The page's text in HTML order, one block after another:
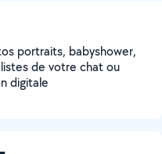
portraits, babyshower,
de votre chat ou
digitale